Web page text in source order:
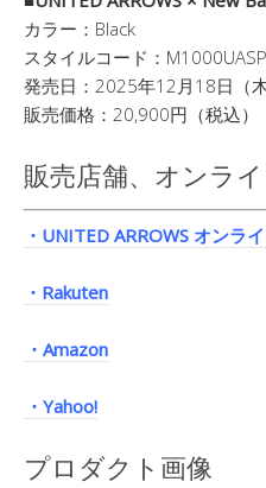
カラー：Black
スタイルコード：M1000UASP
発売日：2025年12月18日（木
販売価格：20,900円（税込）
販売店舗、オンラ
・UNITED ARROWS オンラ
・Rakuten
・Amazon
・Yahoo!
プロダクト画像